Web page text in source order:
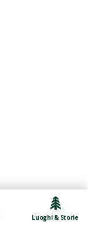
Luoghi & Storie